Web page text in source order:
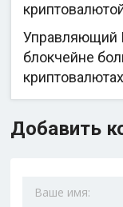
Управляющий
блокчейне
криптовалютах
Добавить